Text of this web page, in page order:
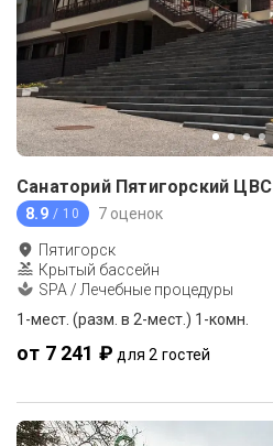
Санаторий Пятигорский ЦВС
8.9 / 10 7 оценок
Пятигорск
Крытый бассейн
SPA / Лечебные процедуры
1-мест. (разм. в 2-мест.) 1-комн.
от 7 241 ₽ для 2 гостей